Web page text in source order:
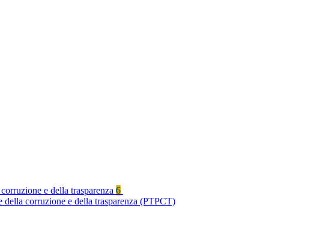
e della trasparenza 6
della corruzione e della trasparenza (PTPCT)